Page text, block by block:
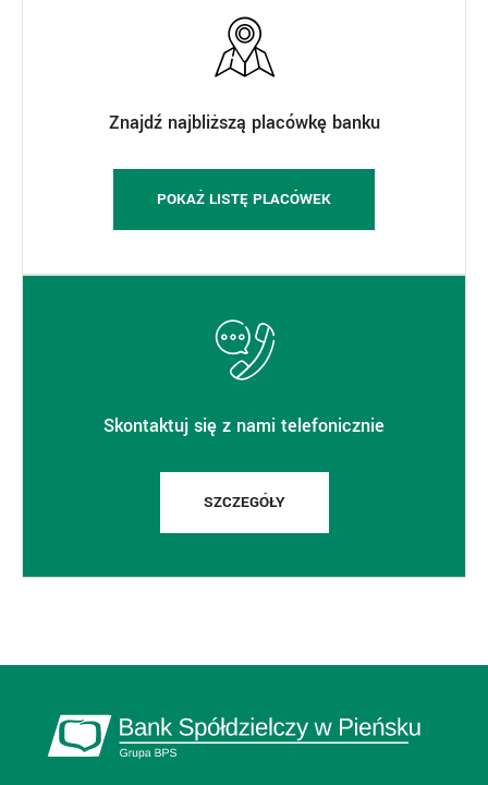
Znajdź najbliższą placówkę banku
POKAŻ LISTĘ PLACÓWEK
Skontaktuj się z nami telefonicznie
SZCZEGÓŁY